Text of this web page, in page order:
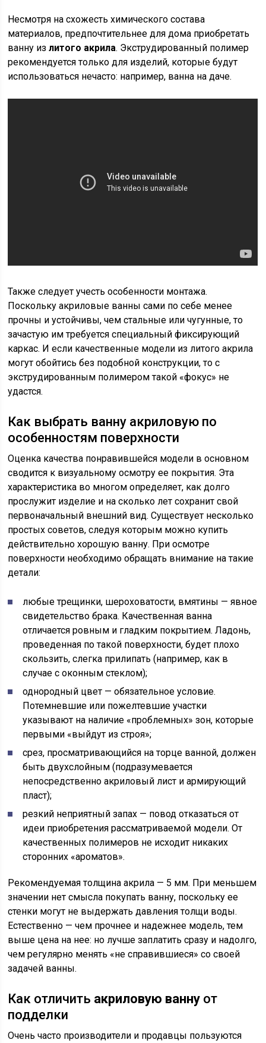
Несмотря на схожесть химического состава
материалов, предпочтительнее для дома приобретать
ванну излитого акрила. Экструдированный полимер
рекомендуется только для изделий, которые будут
использоваться нечасто: например, ванна на даче.
Также следует учесть особенности монтажа.
Поскольку акриловые ванны сами по себе менее
прочны и устойчивы, чем стальные или чугунные, то
зачастую им требуется специальный фиксирующий
каркас. И если качественные модели из литого акрила
могут обойтись без подобной конструкции, то с
экструдированным полимером такой «фокус» не
удастся.
Как выбрать ванну акриловую по
особенностям поверхности
Оценка качества понравившейся модели в основном
сводится к визуальному осмотру ее покрытия. Эта
характеристика во многом определяет, как долго
прослужит изделие и на сколько лет сохранит свой
первоначальный внешний вид. Существует несколько
простых советов, следуя которым можно купить
действительно хорошую ванну. При осмотре
поверхности необходимо обращать внимание на такие
детали:
любые трещинки, шероховатости, вмятины — явное
свидетельство брака. Качественная ванна
отличается ровным и гладким покрытием. Ладонь,
проведенная по такой поверхности, будет плохо
скользить, слегка прилипать (например, как в
случае с оконным стеклом);
однородный цвет — обязательное условие.
Потемневшие или пожелтевшие участки
указывают на наличие «проблемных» зон, которые
первыми «выйдут из строя»;
срез, просматривающийся на торце ванной, должен
быть двухслойным (подразумевается
непосредственно акриловый лист и армирующий
пласт);
резкий неприятный запах — повод отказаться от
идеи приобретения рассматриваемой модели. От
качественных полимеров не исходит никаких
сторонних «ароматов».
Рекомендуемая толщина акрила — 5 мм. При меньшем
значении нет смысла покупать ванну, поскольку ее
стенки могут не выдержать давления толщи воды.
Естественно — чем прочнее и надежнее модель, тем
выше цена на нее: но лучше заплатить сразу и надолго,
чем регулярно менять «не справившиеся» со своей
задачей ванны.
Как отличить акриловую ванну от
подделки
Очень часто производители и продавцы пользуются